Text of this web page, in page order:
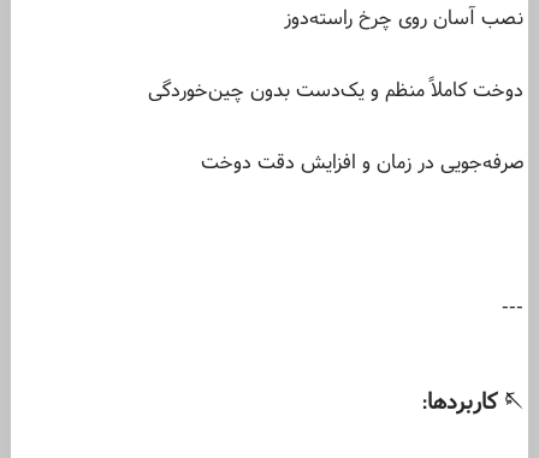
نصب آسان روی چرخ راسته‌دوز
دوخت کاملاً منظم و یک‌دست بدون چین‌خوردگی
صرفه‌جویی در زمان و افزایش دقت دوخت
---
🪡 کاربردها: